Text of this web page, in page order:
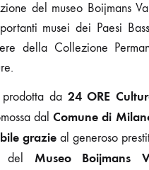
del museo Boijmans
musei dei Paesi
della Collezione
prodotta da 24 ORE
dal Comune di
grazie al generoso
del Museo Boijmans